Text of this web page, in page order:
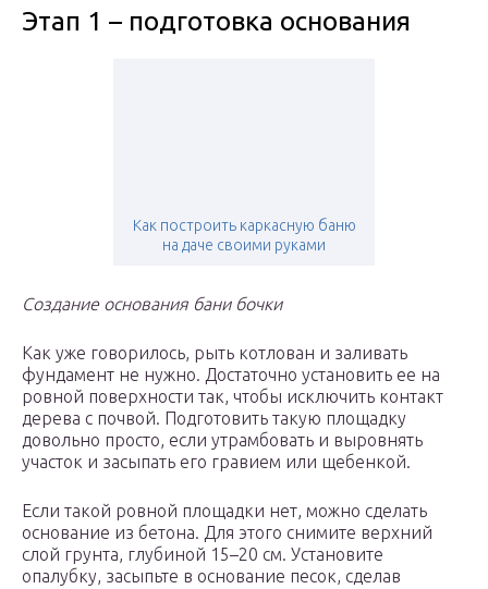
Этап 1 – подготовка основания
Как построить каркасную баню
на даче своими руками
Создание основания бани бочки
Как уже говорилось, рыть котлован и заливать
фундамент не нужно. Достаточно установить ее на
ровной поверхности так, чтобы исключить контакт
дерева с почвой. Подготовить такую площадку
довольно просто, если утрамбовать и выровнять
участок и засыпать его гравием или щебенкой.
Если такой ровной площадки нет, можно сделать
основание из бетона. Для этого снимите верхний
слой грунта, глубиной 15–20 см. Установите
опалубку, засыпьте в основание песок, сделав